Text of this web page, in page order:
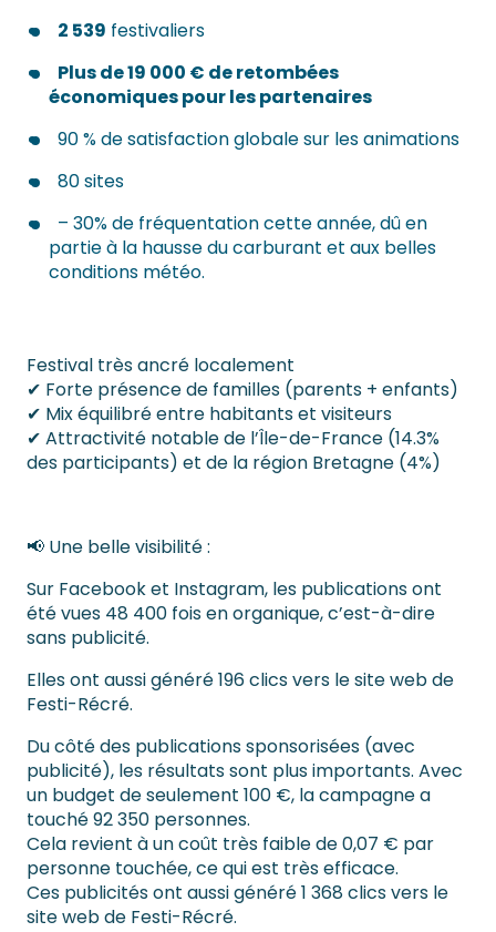
2 539 festivaliers
Plus de 19 000 € de retombées
économiques pour les partenaires
90 % de satisfaction globale sur les animations
80 sites
– 30% de fréquentation cette année, dû en
partie à la hausse du carburant et aux belles
conditions météo.
Festival très ancré localement
✔ Forte présence de familles (parents + enfants)
✔ Mix équilibré entre habitants et visiteurs
✔ Attractivité notable de l’Île-de-France (14.3%
des participants) et de la région Bretagne (4%)
📢 Une belle visibilité :
Sur Facebook et Instagram, les publications ont
été vues 48 400 fois en organique, c’est-à-dire
sans publicité.
Elles ont aussi généré 196 clics vers le site web de
Festi-Récré.
Du côté des publications sponsorisées (avec
publicité), les résultats sont plus importants. Avec
un budget de seulement 100 €, la campagne a
touché 92 350 personnes.
Cela revient à un coût très faible de 0,07 € par
personne touchée, ce qui est très efficace.
Ces publicités ont aussi généré 1 368 clics vers le
site web de Festi-Récré.